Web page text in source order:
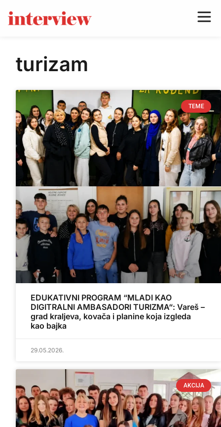
turizam
TEME
EDUKATIVNI PROGRAM “MLADI KAO
DIGITRALNI AMBASADORI TURIZMA“: Vareš –
grad kraljeva, kovača i planine koja izgleda
kao bajka
29.05.2026.
AKCIJA